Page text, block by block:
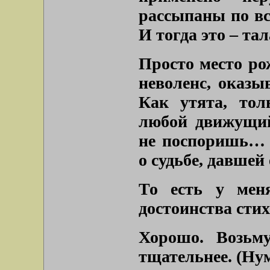
рассыпаны по
И тогда это –
Просто место
неволенс,
Как утята,
любой
не поспоришь…
о судьбе,
То есть у
достоинства
Хорошо.
тщательнее.